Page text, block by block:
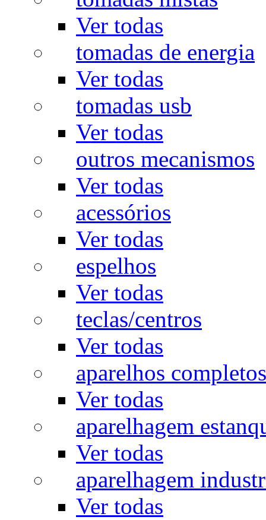
Ver todas
tomadas de energia
Ver todas
tomadas usb
Ver todas
outros mecanismos
Ver todas
acessórios
Ver todas
espelhos
Ver todas
teclas/centros
Ver todas
aparelhos completos
Ver todas
aparelhagem
Ver todas
aparelhagem
Ver todas